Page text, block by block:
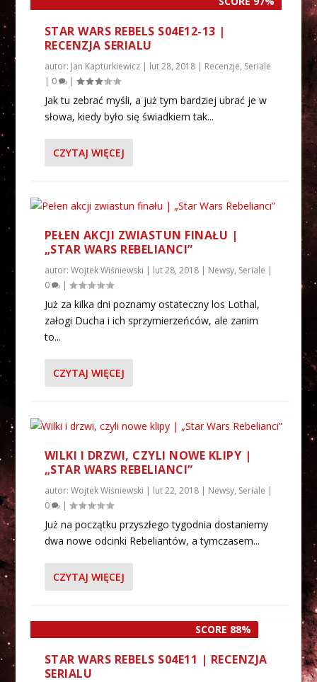
STAR WARS REBELS S04E12-13 |
RECENZJA SERIALU
autor: Jan Kapturkiewicz| lut 28, 2018| Recenzje, Seriale
| 0 |
Jak tu zebrać myśli, a już tym bardziej ubrać je w
słowa, kiedy było się świadkiem tak...
CZYTAJ WIĘCEJ
PEŁEN AKCJI ZWIASTUN FINAŁU |
„STAR WARS REBELIANCI”
autor: Wojtek Wiśniewski | lut 28, 2018| Newsy, Seriale |
0
|
Już za kilka dni poznamy ostateczny los Lothal,
załogi Ducha i ich sprzymierzeńców, ale zanim
to...
CZYTAJ WIĘCEJ
WILKI I DRZWI, CZYLI NOWE KLIPY |
„STAR WARS REBELIANCI”
autor: Wojtek Wiśniewski | lut 22, 2018| Newsy, Seriale |
0
|
Już na początku przyszłego tygodnia dostaniemy
dwa nowe odcinki Rebeliantów, a tymczasem...
CZYTAJ WIĘCEJ
SCORE 88%
STAR WARS REBELS S04E11 | RECENZJA
SERIALU